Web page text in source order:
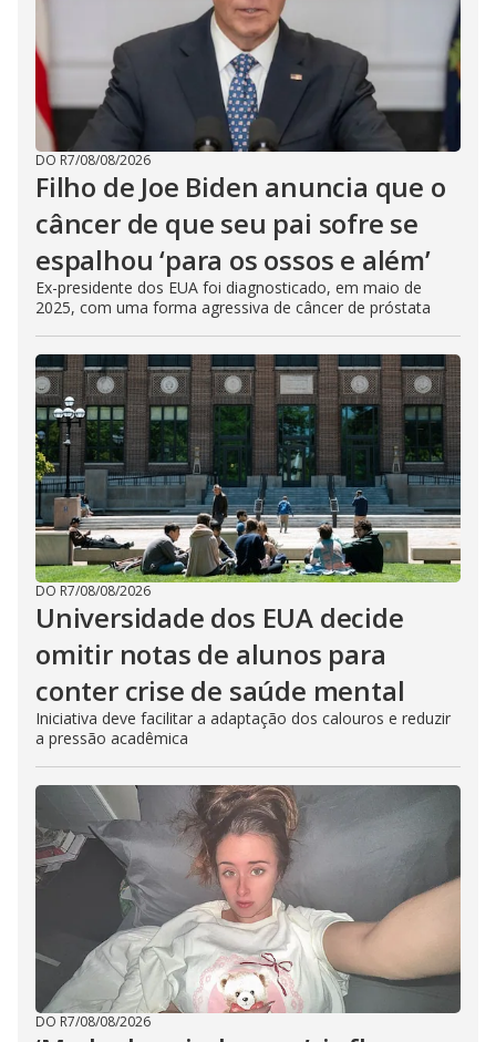
DO R7/08/08/2026
Filho de Joe Biden anuncia que o
câncer de que seu pai sofre se
espalhou ‘para os ossos e além’
Ex-presidente dos EUA foi diagnosticado, em maio de
2025, com uma forma agressiva de câncer de próstata
DO R7/08/08/2026
Universidade dos EUA decide
omitir notas de alunos para
conter crise de saúde mental
Iniciativa deve facilitar a adaptação dos calouros e reduzir
a pressão acadêmica
DO R7/08/08/2026